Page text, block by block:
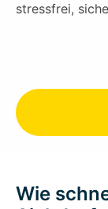
stressfrei,
Wie